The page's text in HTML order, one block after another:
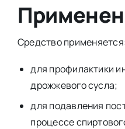
Средство
для профилактики
дрожжевого сусла;
для подавления
процессе